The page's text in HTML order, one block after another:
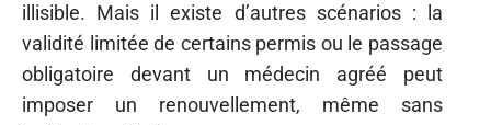
illisible. Mais il existe d’autres scénarios : la
validité limitée de certains permis ou le passage
obligatoire devant un médecin agréé peut
imposer un renouvellement, même sans